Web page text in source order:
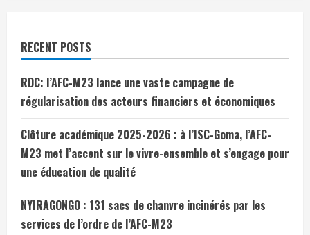
RECENT POSTS
RDC: l’AFC-M23 lance une vaste campagne de
régularisation des acteurs financiers et économiques
Clôture académique 2025-2026 : à l’ISC-Goma, l’AFC-
M23 met l’accent sur le vivre-ensemble et s’engage pour
une éducation de qualité
NYIRAGONGO : 131 sacs de chanvre incinérés par les
services de l’ordre de l’AFC-M23